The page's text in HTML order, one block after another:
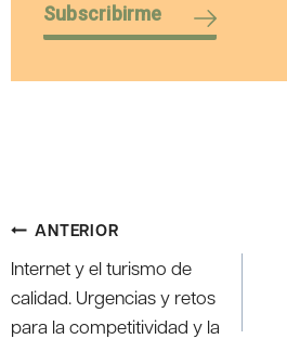
Subscribirme
Navegación
de
entradas
ANTERIOR
Internet y el turismo de
calidad. Urgencias y retos
para la competitividad y la